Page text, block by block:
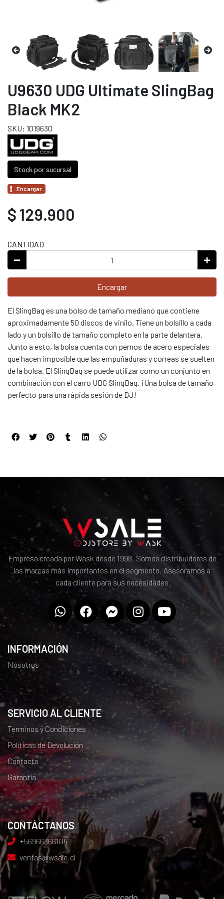
U9630 UDG Ultimate SlingBag
Black MK2
SKU: 1019630
Stock por sucursal
Encargar.
$ 129.900
CANTIDAD
Encargar
El SlingBag es una bolso de tamaño mediano que contiene
aproximadamente 50 discos de vinilo. Tiene un bolsillo a cada
lado y un bolsillo de tamaño completo en la parte delantera.
Junto a esto, la bolsa cuenta con pernos de acero especiales
que hacen imposible que las empuñaduras y correas se suelten
de la bolsa. El SlingBag se puede utilizar como un conjunto en
combinación con el carro UDG SlingBag. ¡Una bolsa de tamaño
perfecto para una rápida sesión de DJ!
Empresa creada por Wask desde 1998. Somos distribuidores de
las marcas más importantes en el segmento. Asesoramos a
cada cliente para sus necesidades
INFORMACIÓN
Nosotros
SERVICIO AL CLIENTE
Terminos y Condiciones
Políticas de Devolución
Contacto
Garantia
CONTÁCTANOS
+56966366105
ventas@wsale.cl